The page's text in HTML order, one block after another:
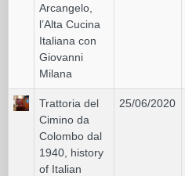
Arcangelo,
l’Alta Cucina
Italiana con
Giovanni
Milana
Trattoria del
Cimino da
Colombo dal
1940, history
of Italian
25/06/2020